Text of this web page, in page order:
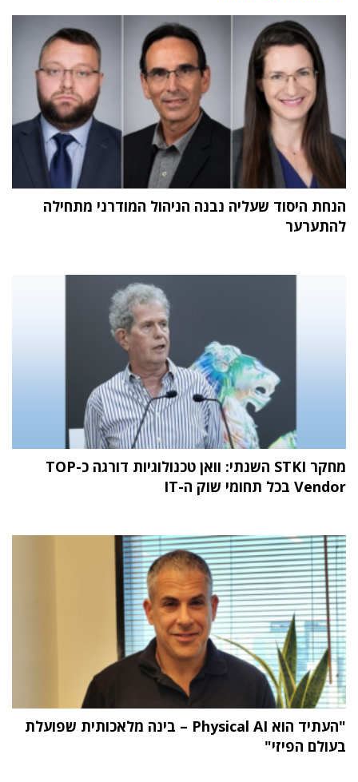
הנחת היסוד שעליה נבנה הניהול המודרני מתחילה
להתערער
מחקר STKI השנתי: וואן טכנולוגיות דורגה כ-TOP
Vendor בכל תחומי שוק ה-IT
"העתיד הוא Physical AI – בינה מלאכותית שפועלת
בעולם הפיזי"